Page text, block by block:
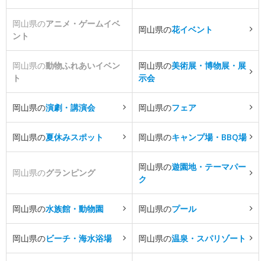
岡山県のアニメ・ゲームイベ
ント
岡山県の花イベント
岡山県の動物ふれあいイベン
ト
岡山県の美術展・博物展・展
示会
岡山県の演劇・講演会 岡山県のフェア
岡山県の夏休みスポット 岡山県のキャンプ場・BBQ場
岡山県のグランピング
岡山県の遊園地・テーマパー
ク
岡山県の水族館・動物園 岡山県のプール
岡山県のビーチ・海水浴場 岡山県の温泉・スパリゾート